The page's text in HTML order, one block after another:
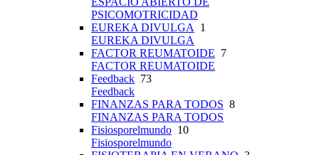
PSICOMOTRICIDAD
EUREKA DIVULGA
1
EUREKA DIVULGA
FACTOR REUMATOIDE 7
FACTOR REUMATOIDE
Feedback 73
Feedback
FINANZAS PARA TODOS 8
FINANZAS PARA TODOS
Fisiosporelmundo 10
Fisiosporelmundo